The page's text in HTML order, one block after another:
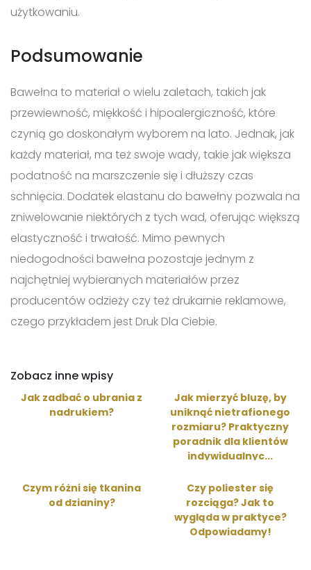
użytkowaniu.
Podsumowanie
Bawełna to materiał o wielu zaletach, takich jak
przewiewność, miękkość i hipoalergiczność, które
czynią go doskonałym wyborem na lato. Jednak, jak
każdy materiał, ma też swoje wady, takie jak większa
podatność na marszczenie się i dłuższy czas
schnięcia. Dodatek elastanu do bawełny pozwala na
zniwelowanie niektórych z tych wad, oferując większą
elastyczność i trwałość. Mimo pewnych
niedogodności bawełna pozostaje jednym z
najchętniej wybieranych materiałów przez
producentów odzieży czy też drukarnie reklamowe,
czego przykładem jest Druk Dla Ciebie.
Zobacz inne wpisy
Jak zadbać o ubrania z
nadrukiem?
Jak mierzyć bluzę, by
uniknąć nietrafionego
rozmiaru? Praktyczny
poradnik dla klientów
indywidualnyc...
Czym różni się tkanina
od dzianiny?
Czy poliester się
rozciąga? Jak to
wygląda w praktyce?
Odpowiadamy!